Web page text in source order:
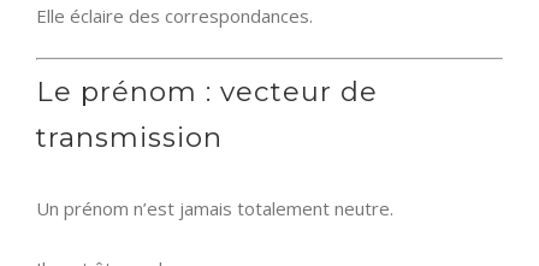
Elle éclaire des correspondances.
Le prénom : vecteur de
transmission
Un prénom n’est jamais totalement neutre.